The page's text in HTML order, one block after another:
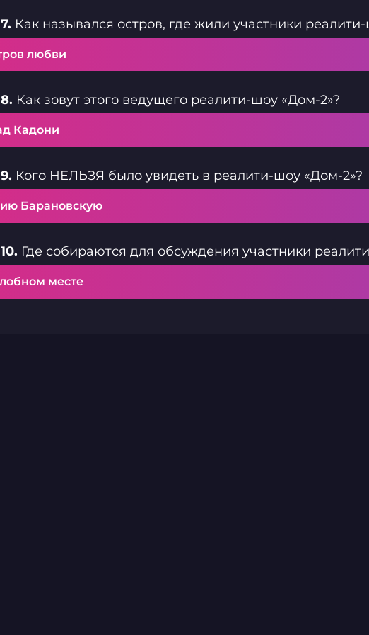
Как назывался остров, где жили участники
любви
Как зовут этого ведущего реалити-шоу «Дом-2»?
Кадони
Кого НЕЛЬЗЯ было увидеть в реалити-шоу «Дом-2»?
Барановскую
Где собираются для обсуждения участники
месте